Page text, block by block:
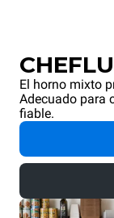
El horno mixto
Adecuado para
fiable.